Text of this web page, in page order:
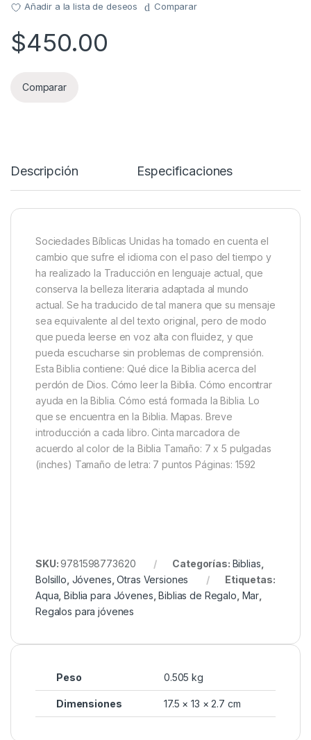
Añadir a la lista de deseos Comparar
$450.00
Comparar
Descripción Especificaciones
Sociedades Bíblicas Unidas ha tomado en cuenta el
cambio que sufre el idioma con el paso del tiempo y
ha realizado la Traducción en lenguaje actual, que
conserva la belleza literaria adaptada al mundo
actual. Se ha traducido de tal manera que su mensaje
sea equivalente al del texto original, pero de modo
que pueda leerse en voz alta con fluidez, y que
pueda escucharse sin problemas de comprensión.
Esta Biblia contiene: Qué dice la Biblia acerca del
perdón de Dios. Cómo leer la Biblia. Cómo encontrar
ayuda en la Biblia. Cómo está formada la Biblia. Lo
que se encuentra en la Biblia. Mapas. Breve
introducción a cada libro. Cinta marcadora de
acuerdo al color de la Biblia Tamaño: 7 x 5 pulgadas
(inches) Tamaño de letra: 7 puntos Páginas: 1592
SKU:9781598773620 Categorías: Biblias
Bolsillo Jóvenes ,Otras Versiones
Etiquetas:
Aqua ,Biblia para Jóvenes ,Biblias de Regalo Mar
Regalos para jóvenes
Peso 0.505 kg
Dimensiones 17.5 × 13 × 2.7 cm